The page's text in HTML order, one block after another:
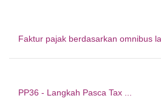
Faktur pajak berdasarkan omnibus
PP36 - Langkah Pasca Tax ...